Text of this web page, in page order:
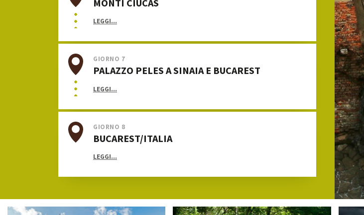
MONTI CIUCAS
LEGGI...
GIORNO 7
PALAZZO PELES A SINAIA E BUCAREST
LEGGI...
GIORNO 8
BUCAREST/ITALIA
LEGGI...